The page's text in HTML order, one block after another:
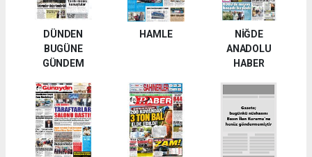
DÜNDEN
BUGÜNE
GÜNDEM
HAMLE
NİĞDE
ANADOLU
HABER